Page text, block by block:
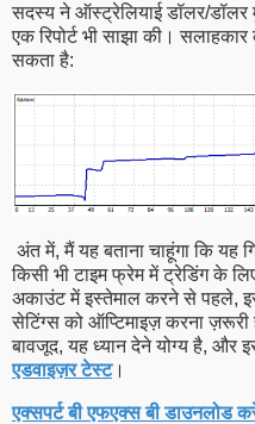
सदस्य ने ऑस्ट्रेलियाई डॉलर/डॉलर
एक रिपोर्ट भी साझा की।
सकता है:
अंत में, मैं यह बताना चाहूंगा कि यह
किसी भी टाइम फ्रेम में ट्रेडिंग के
अकाउंट में इस्तेमाल करने से पहले,
सेटिंग्स को ऑप्टिमाइज़ करना
बावजूद, यह ध्यान देने योग्य है, और
एडवाइज़र टेस्ट।
एक्सपर्ट बी एफएक्स बी डाउनलोड